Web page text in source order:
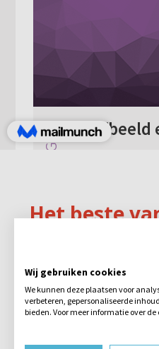
Zelfbeeld
Kan iemand
moet met
heb het
bij de Bijbel en
het allemaal
Wij gebruiken cookies
We kunnen deze plaatsen voor
verbeteren, gepersonaliseerde
bieden. Voor meer informatie over